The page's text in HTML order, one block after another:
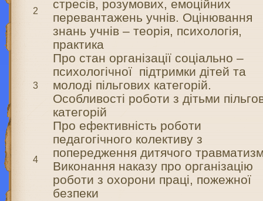
2
стресів, розумових, емоційних
перевантажень учнів. Оцінювання
знань учнів – теорія, психологія,
практика
3
Про стан організації соціально –
психологічної підтримки дітей та
молоді пільгових категорій.
Особливості роботи з дітьми
категорій
4
Про ефективність роботи
педагогічного колективу з
попередження дитячого
Виконання наказу про організацію
роботи з охорони праці, пожежної
безпеки